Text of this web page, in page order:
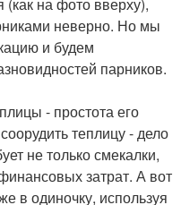
неверно. Но мы
и будем
парников.
- простота его
теплицу - дело
не только смекалки,
затрат. А вот
в одиночку, используя